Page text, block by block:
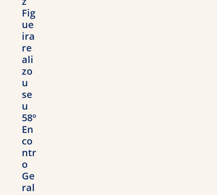
Fig
ue
ira
re
ali
zo
u
se
u
58º
En
co
ntr
o
Ge
ral